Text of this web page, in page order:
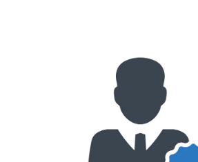
Дотоод журмын багц
Компанийн удирдлагын бичиг баримт